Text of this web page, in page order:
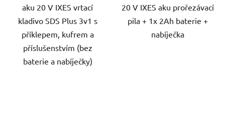
aku 20 V IXES vrtací
kladivo SDS Plus 3v1 s
příklepem, kufrem a
příslušenstvím (bez
baterie a nabíječky)
20 V IXES aku prořezávací
pila + 1x 2Ah baterie +
nabíječka